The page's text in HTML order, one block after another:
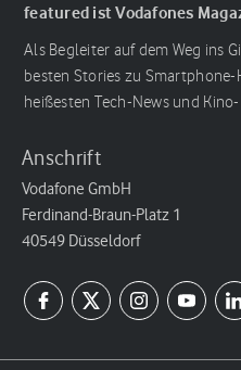
featured ist Vodafones
Als Begleiter auf dem Weg ins
besten Stories zu
heißesten Tech-News und
Anschrift
Vodafone GmbH
Ferdinand-Braun-Platz 1
40549 Düsseldorf